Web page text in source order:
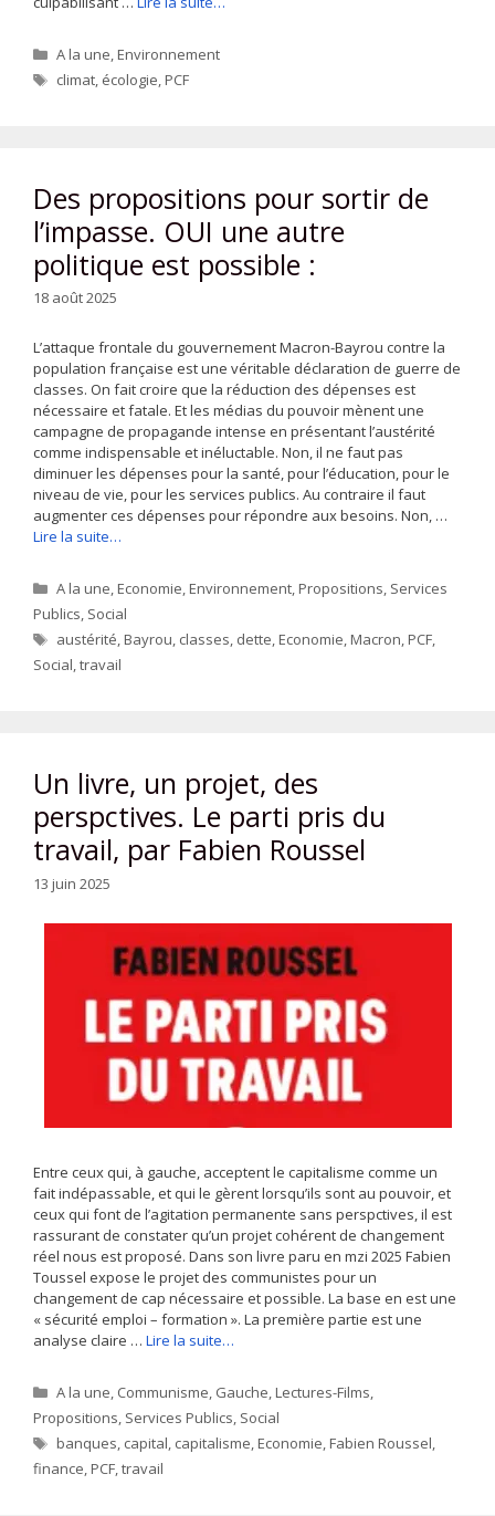
Catégories
A la une,Environnement
Étiquettes
climat, écologie,PCF
Des propositions pour sortir de
l’impasse. OUI une autre
politique est possible :
18 août 2025
L’attaque frontale du gouvernement Macron-Bayrou contre la
population française est une véritable déclaration de guerre de
classes. On fait croire que la réduction des dépenses est
nécessaire et fatale. Et les médias du pouvoir mènent une
campagne de propagande intense en présentant l’austérité
comme indispensable et inéluctable. Non, il ne faut pas
diminuer les dépenses pour la santé, pour l’éducation, pour le
niveau de vie, pour les services publics. Au contraire il faut
augmenter ces dépenses pour répondre aux besoins. Non, …
Lire la suite…
Catégories
A la une,Economie,Environnement,Propositions, Services
Publics, Social
Étiquettes
austérité,Bayrou, classes, dette,Economie,Macron,PCF,
Social,travail
Un livre, un projet, des
perspctives. Le parti pris du
travail, par Fabien Roussel
13 juin 2025
Entre ceux qui, à gauche, acceptent le capitalisme comme un
fait indépassable, et qui le gèrent lorsqu’ils sont au pouvoir, et
ceux qui font de l’agitation permanente sans perspctives, il est
rassurant de constater qu’un projet cohérent de changement
réel nous est proposé. Dans son livre paru en mzi 2025 Fabien
Toussel expose le projet des communistes pour un
changement de cap nécessaire et possible. La base en est une
« sécurité emploi – formation ». La première partie est une
analyse claire … Lire la suite…
Catégories
A la une, Communisme, Gauche,Lectures-Films,
Propositions, Services Publics, Social
Étiquettes
banques, capital, capitalisme,Economie,Fabien Roussel,
finance,PCF,travail